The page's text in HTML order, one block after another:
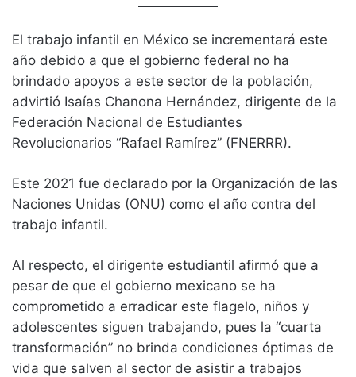
El trabajo infantil en México se incrementará este
año debido a que el gobierno federal no ha
brindado apoyos a este sector de la población,
advirtió Isaías Chanona Hernández, dirigente de la
Federación Nacional de Estudiantes
Revolucionarios “Rafael Ramírez” (FNERRR).
Este 2021 fue declarado por la Organización de las
Naciones Unidas (ONU) como el año contra del
trabajo infantil.
Al respecto, el dirigente estudiantil afirmó que a
pesar de que el gobierno mexicano se ha
comprometido a erradicar este flagelo, niños y
adolescentes siguen trabajando, pues la “cuarta
transformación” no brinda condiciones óptimas de
vida que salven al sector de asistir a trabajos